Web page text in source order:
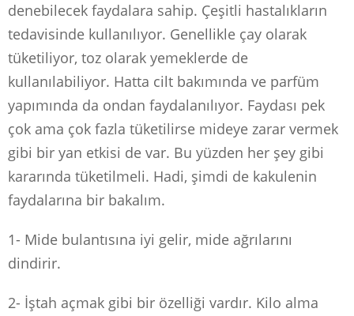
denebilecek faydalara sahip. Çeşitli hastalıkların
tedavisinde kullanılıyor. Genellikle çay olarak
tüketiliyor, toz olarak yemeklerde de
kullanılabiliyor. Hatta cilt bakımında ve parfüm
yapımında da ondan faydalanılıyor. Faydası pek
çok ama çok fazla tüketilirse mideye zarar vermek
gibi bir yan etkisi de var. Bu yüzden her şey gibi
kararında tüketilmeli. Hadi, şimdi de kakulenin
faydalarına bir bakalım.
1- Mide bulantısına iyi gelir, mide ağrılarını
dindirir.
2- İştah açmak gibi bir özelliği vardır. Kilo alma